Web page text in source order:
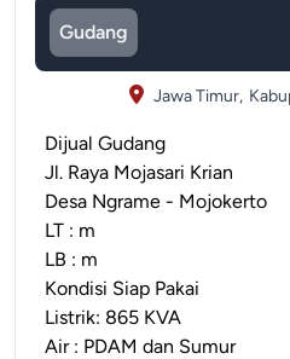
Gudang
Jawa Timur,
Dijual Gudang
Jl. Raya Mojasari Krian
Desa Ngrame - Mojokerto
LT : m
LB : m
Kondisi Siap Pakai
Listrik: 865 KVA
Air : PDAM dan Sumur